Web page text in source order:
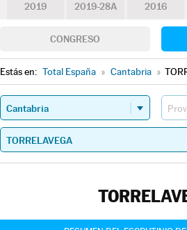
2019 2019-28A 2016
CONGRESO
Estás en: Total España » Cantabria »